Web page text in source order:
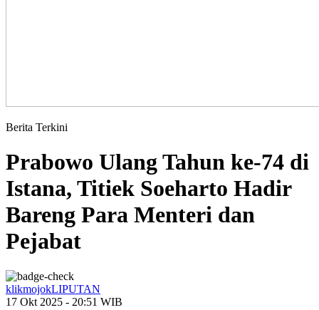
Berita Terkini
Prabowo Ulang Tahun ke-74 di
Istana, Titiek Soeharto Hadir
Bareng Para Menteri dan
Pejabat
klikmojokLIPUTAN
17 Okt 2025 - 20:51 WIB